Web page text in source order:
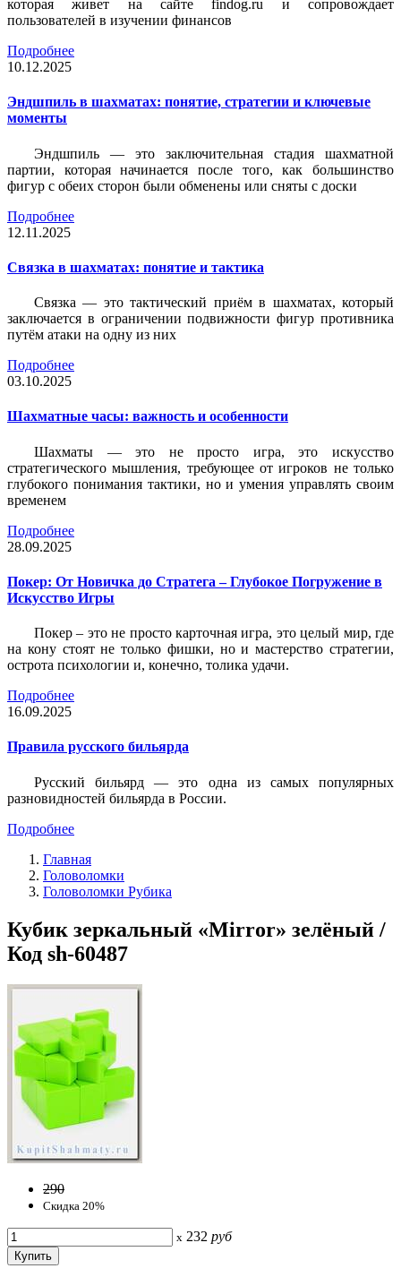
которая живет на сайте findog.ru и сопровождает
пользователей в изучении финансов
Подробнее
10.12.2025
Эндшпиль в шахматах: понятие, стратегии и ключевые
моменты
Эндшпиль — это заключительная стадия шахматной
партии, которая начинается после того, как большинство
фигур с обеих сторон были обменены или сняты с доски
Подробнее
12.11.2025
Связка в шахматах: понятие и тактика
Связка — это тактический приём в шахматах, который
заключается в ограничении подвижности фигур противника
путём атаки на одну из них
Подробнее
03.10.2025
Шахматные часы: важность и особенности
Шахматы — это не просто игра, это искусство
стратегического мышления, требующее от игроков не только
глубокого понимания тактики, но и умения управлять своим
временем
Подробнее
28.09.2025
Покер: От Новичка до Стратега – Глубокое Погружение в
Искусство Игры
Покер – это не просто карточная игра, это целый мир, где
на кону стоят не только фишки, но и мастерство стратегии,
острота психологии и, конечно, толика удачи.
Подробнее
16.09.2025
Правила русского бильярда
Русский бильярд — это одна из самых популярных
разновидностей бильярда в России.
Подробнее
Главная
Головоломки
Головоломки Рубика
Кубик зеркальный «Mirror» зелёный /
Код sh-60487
290
Скидка 20%
x 232 руб